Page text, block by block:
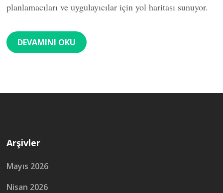
planlamacıları ve uygulayıcılar için yol haritası sunuyor.
DEVAMINI OKU
Arşivler
Mayıs 2026
Nisan 2026